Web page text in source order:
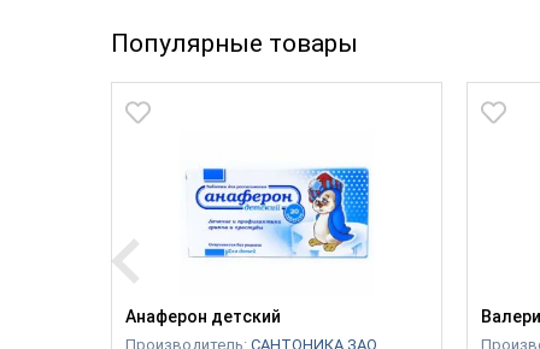
Популярные товары
Анаферон детский
Производитель: САНТОНИКА ЗАО